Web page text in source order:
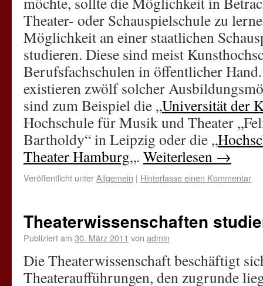
Theater- oder Schauspielschule zu
Möglichkeit an einer staatlichen
studieren. Diese sind meist
Berufsfachschulen in öffentlicher
existieren zwölf solcher
sind zum Beispiel die „Universität der
Hochschule für Musik und Theater
Bartholdy“ in Leipzig oder die „
Theater Hamburg„. Weiterlesen →
Veröffentlicht unterAllgemein | Hinterlasse einen Kommentar
Theaterwissenschaften
Publiziert am 30. März 2011 von admin
Die Theaterwissenschaft beschäftigt
Theateraufführungen, den zugrunde